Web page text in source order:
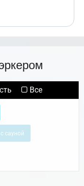
Все
с сауной